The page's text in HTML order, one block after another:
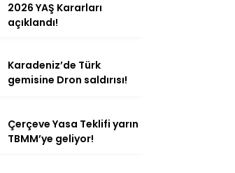
2026 YAŞ Kararları
açıklandı!
Karadeniz’de Türk
gemisine Dron saldırısı!
Çerçeve Yasa Teklifi yarın
TBMM’ye geliyor!